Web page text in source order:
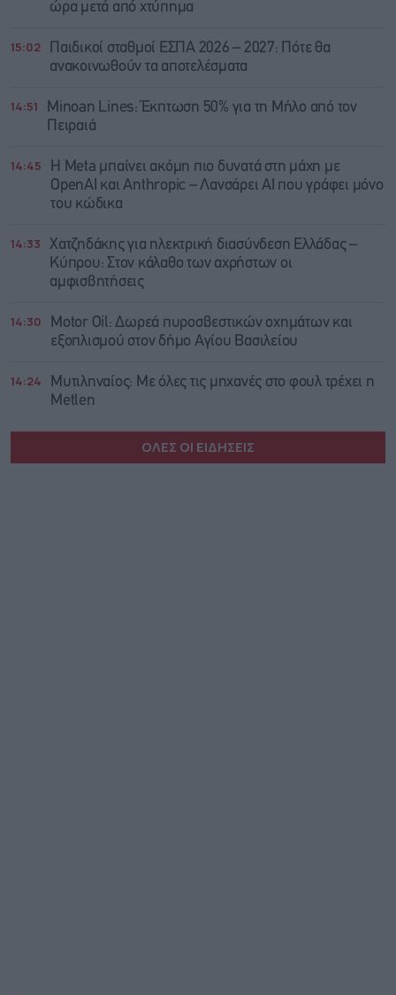
ώρα μετά από χτύπημα
15:02
Παιδικοί σταθμοί ΕΣΠΑ 2026 – 2027: Πότε θα
ανακοινωθούν τα αποτελέσματα
14:51
Minoan Lines: Έκπτωση 50% για τη Μήλο από τον
Πειραιά
14:45
Η Meta μπαίνει ακόμη πιο δυνατά στη μάχη με
OpenAI και Anthropic – Λανσάρει AI που γράφει μόνο
του κώδικα
14:33
Χατζηδάκης για ηλεκτρική διασύνδεση Ελλάδας –
Κύπρου: Στον κάλαθο των αχρήστων οι
αμφισβητήσεις
14:30
Motor Oil: Δωρεά πυροσβεστικών οχημάτων και
εξοπλισμού στον δήμο Αγίου Βασιλείου
14:24
Μυτιληναίος: Με όλες τις μηχανές στο φουλ τρέχει η
Metlen
ΟΛΕΣ ΟΙ ΕΙΔΗΣΕΙΣ